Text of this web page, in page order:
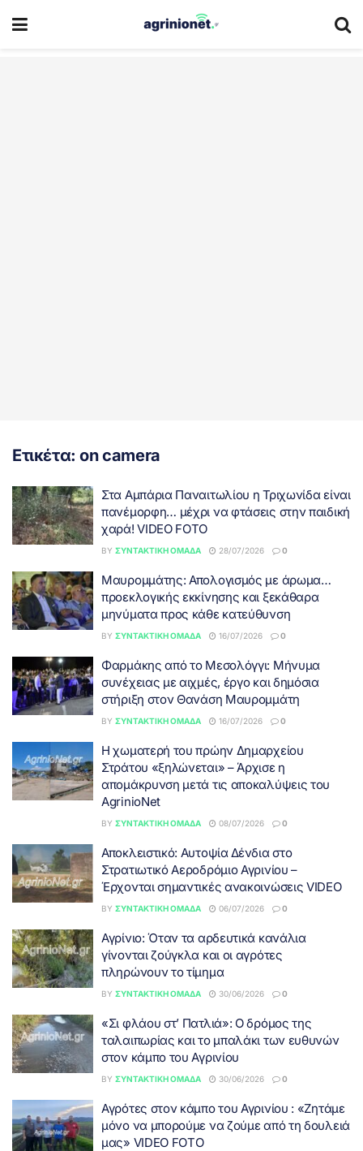
Ετικέτα:on camera
Στα Αμπάρια Παναιτωλίου η Τριχωνίδα είναι
πανέμορφη… μέχρι να φτάσεις στην παιδική
χαρά! VIDEO FOTO
BY ΣΥΝΤΑΚΤΙΚΉ ΟΜΆΔΑ 28/07/2026 0
Μαυρομμάτης: Απολογισμός με άρωμα…
προεκλογικής εκκίνησης και ξεκάθαρα
μηνύματα προς κάθε κατεύθυνση
BY ΣΥΝΤΑΚΤΙΚΉ ΟΜΆΔΑ 16/07/2026 0
Φαρμάκης από το Μεσολόγγι: Μήνυμα
συνέχειας με αιχμές, έργο και δημόσια
στήριξη στον Θανάση Μαυρομμάτη
BY ΣΥΝΤΑΚΤΙΚΉ ΟΜΆΔΑ 16/07/2026 0
Η χωματερή του πρώην Δημαρχείου
Στράτου «ξηλώνεται» – Άρχισε η
απομάκρυνση μετά τις αποκαλύψεις του
AgrinioNet
BY ΣΥΝΤΑΚΤΙΚΉ ΟΜΆΔΑ 08/07/2026 0
Αποκλειστικό: Αυτοψία Δένδια στο
Στρατιωτικό Αεροδρόμιο Αγρινίου –
Έρχονται σημαντικές ανακοινώσεις VIDEO
BY ΣΥΝΤΑΚΤΙΚΉ ΟΜΆΔΑ 06/07/2026 0
Αγρίνιο: Όταν τα αρδευτικά κανάλια
γίνονται ζούγκλα και οι αγρότες
πληρώνουν το τίμημα
BY ΣΥΝΤΑΚΤΙΚΉ ΟΜΆΔΑ 30/06/2026 0
«Σι φλάου στ’ Πατλιά»: Ο δρόμος της
ταλαιπωρίας και το μπαλάκι των ευθυνών
στον κάμπο του Αγρινίου
BY ΣΥΝΤΑΚΤΙΚΉ ΟΜΆΔΑ 30/06/2026 0
Αγρότες στον κάμπο του Αγρινίου : «Ζητάμε
μόνο να μπορούμε να ζούμε από τη δουλειά
μας» VIDEO FOTO